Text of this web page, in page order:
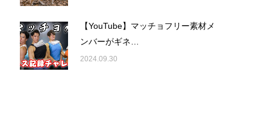
【YouTube】マッチョフリー素材メ
ンバーがギネ…
2024.09.30